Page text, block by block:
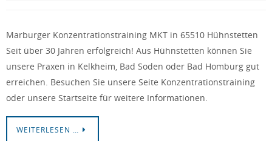
Marburger Konzentrationstraining MKT in 65510 Hühnstetten
Seit über 30 Jahren erfolgreich! Aus Hühnstetten können Sie
unsere Praxen in Kelkheim, Bad Soden oder Bad Homburg gut
erreichen. Besuchen Sie unsere Seite Konzentrationstraining
oder unsere Startseite für weitere Informationen.
WEITERLESEN …